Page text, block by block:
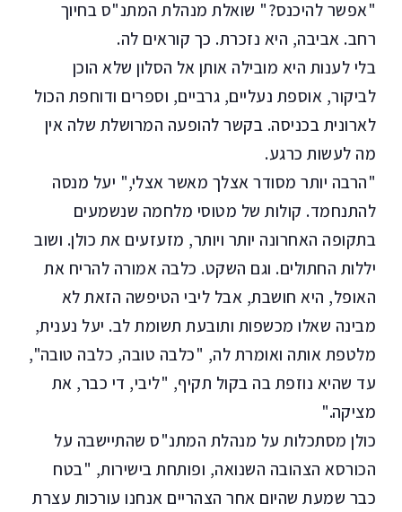
"אפשר להיכנס?" שואלת מנהלת המתנ"ס בחיוך
רחב. אביבה, היא נזכרת. כך קוראים לה.
בלי לענות היא מובילה אותן אל הסלון שלא הוכן
לביקור, אוספת נעליים, גרביים, וספרים ודוחפת הכול
לארונית בכניסה. בקשר להופעה המרושלת שלה אין
מה לעשות כרגע.
"הרבה יותר מסודר אצלך מאשר אצלי," יעל מנסה
להתנחמד. קולות של מטוסי מלחמה שנשמעים
בתקופה האחרונה יותר ויותר, מזעזעים את כולן. ושוב
יללות החתולים. וגם השקט. כלבה אמורה להריח את
האופל, היא חושבת, אבל ליבי הטיפשה הזאת לא
מבינה שאלו מכשפות ותובעת תשומת לב. יעל נענית,
מלטפת אותה ואומרת לה, "כלבה טובה, כלבה טובה",
עד שהיא נוזפת בה בקול תקיף, "ליבי, די כבר, את
מציקה."
כולן מסתכלות על מנהלת המתנ"ס שהתיישבה על
הכורסא הצהובה השנואה, ופותחת בישירות, "בטח
כבר שמעת שהיום אחר הצהריים אנחנו עורכות עצרת